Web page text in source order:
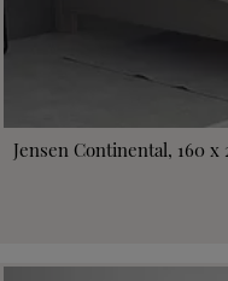
Jensen Continental, 160 x